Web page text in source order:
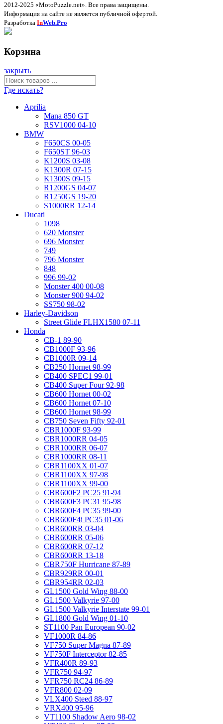
2012-2025 «MotoPuzzle.net». Все права защищены.
Информация на сайте не является публичной офертой.
Разработка InWeb.Pro
Корзина
закрыть
Где искать?
Aprilia
Mana 850 GT
RSV1000 04-10
BMW
F650CS 00-05
F650ST 96-03
K1200S 03-08
K1300R 07-15
K1300S 09-15
R1200GS 04-07
R1250GS 19-20
S1000RR 12-14
Ducati
1098
620 Monster
696 Monster
749
796 Monster
848
996 99-02
Monster 400 00-08
Monster 900 94-02
SS750 98-02
Harley-Davidson
Street Glide FLHX1580 07-11
Honda
CB-1 89-90
CB1000F 93-96
CB1000R 09-14
CB250 Hornet 98-99
CB400 SPEC1 99-01
CB400 Super Four 92-98
CB600 Hornet 00-02
CB600 Hornet 07-10
CB600 Hornet 98-99
CB750 Seven Fifty 92-01
CBR1000F 93-99
CBR1000RR 04-05
CBR1000RR 06-07
CBR1000RR 08-11
CBR1100XX 01-07
CBR1100XX 97-98
CBR1100XX 99-00
CBR600F2 PC25 91-94
CBR600F3 PC31 95-98
CBR600F4 PC35 99-00
CBR600F4i PC35 01-06
CBR600RR 03-04
CBR600RR 05-06
CBR600RR 07-12
CBR600RR 13-18
CBR750F Hurricane 87-89
CBR929RR 00-01
CBR954RR 02-03
GL1500 Gold Wing 88-00
GL1500 Valkyrie 97-00
GL1500 Valkyrie Interstate 99-01
GL1800 Gold Wing 01-10
ST1100 Pan European 90-02
VF1000R 84-86
VF750 Super Magna 87-89
VF750F Interceptor 82-85
VFR400R 89-93
VFR750 94-97
VFR750 RC24 86-89
VFR800 02-09
VLX400 Steed 88-97
VRX400 95-96
VT1100 Shadow Aero 98-02